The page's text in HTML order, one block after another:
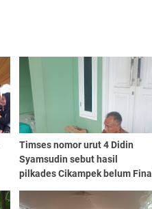
Timses nomor urut 4 Didin
Syamsudin sebut hasil
pilkades Cikampek belum Final